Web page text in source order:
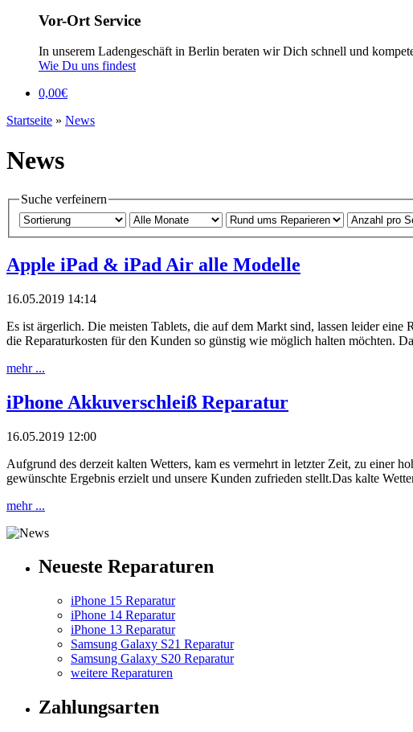
Vor-Ort Service
In unserem Ladengeschäft in Berlin beraten wir Dich schnell und
Wie Du uns findest
0,00€
Startseite » News
News
Suche verfeinern
Apple iPad & iPad Air alle Modelle
16.05.2019 14:14
Es ist ärgerlich. Die meisten Tablets, die auf dem Markt sind, lassen leider
die Reparaturkosten für den Kunden so günstig wie möglich halten möchten.
mehr ...
iPhone Akkuverschleiß Reparatur
16.05.2019 12:00
Aufgrund des derzeit kalten Wetters, kam es vermehrt in letzter Zeit, zu einer
gewünschte Ergebnis erzielt und unsere Kunden zufrieden stellt.Das kalte
mehr ...
Neueste Reparaturen
iPhone 15 Reparatur
iPhone 14 Reparatur
iPhone 13 Reparatur
Samsung Galaxy S21 Reparatur
Samsung Galaxy S20 Reparatur
weitere Reparaturen
Zahlungsarten